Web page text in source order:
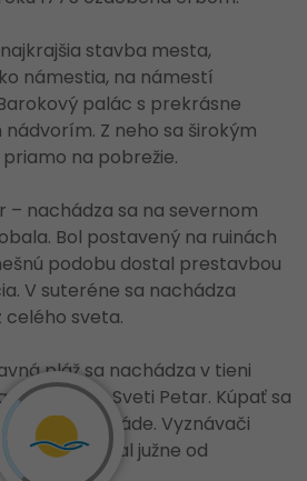
stavba mesta,
námestia, na námestí
palác s prekrásne
Z neho sa širokým
na pobrežie.
– nachádza sa na severnom
Bol postavený na ruinách
podobu dostal prestavbou
V suteréne sa nachádza
celého sveta.
pláž sa nachádza v tieni
polostrove Sveti Petar. Kúpať sa
pri promenáde. Vyznávači
na pláži Nugal južne od